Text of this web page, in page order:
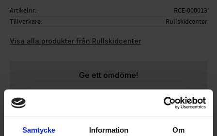
Samtycke Information Om
Artikelnr
RCE-000013
Tillverkare
Rullskidcenter
Visa alla produkter från Rullskidcenter
Ge ett omdöme!
Arbetet utförs i vår verkstad på plats i Landskrona
Priset avser 1 hjul